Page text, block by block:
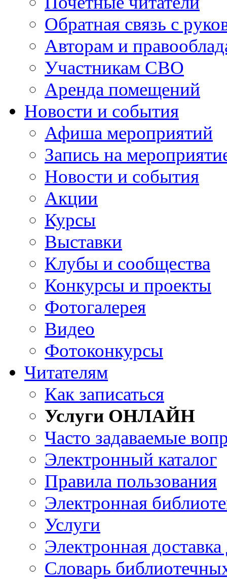
Обратная связь с
Авторам и
Участникам СВО
Аренда помещений
Новости и события
Афиша мероприятий
Запись на
Новости и события
Акции
Курсы
Выставки
Клубы и сообщества
Конкурсы и проекты
Фотогалерея
Видео
Фотоконкурсы
Читателям
Как записаться
Услуги ОНЛАЙН
Часто задаваемые
Электронный каталог
Правила пользования
Электронная
Услуги
Электронная
Словарь